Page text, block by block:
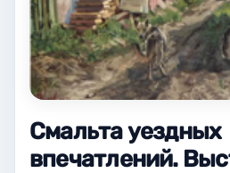
Смальта уездных
впечатлений.